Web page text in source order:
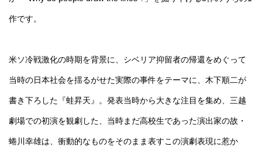
作です。
米ソ冷戦激化の時期を背景に、シベリア抑留者の帰還をめぐって
当時の日本社会を揺るがせた実際の事件をテーマに、木下順二が
書き下ろした『蛙昇天』。発表当時から大きな注目を集め、三越
劇場での初演を観劇した、当時まだ高校生であった演出家の故・
蜷川幸雄は、衝動的なものをそのまま表すこの演劇表現に惹か